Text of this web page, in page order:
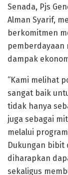
Senada, Pjs
Alman Syarif,
berkomitmen
pemberdayaan
dampak
“Kami melihat
sangat baik
tidak hanya
juga sebagai
melalui
Dukungan bibit
diharapkan
sekaligus